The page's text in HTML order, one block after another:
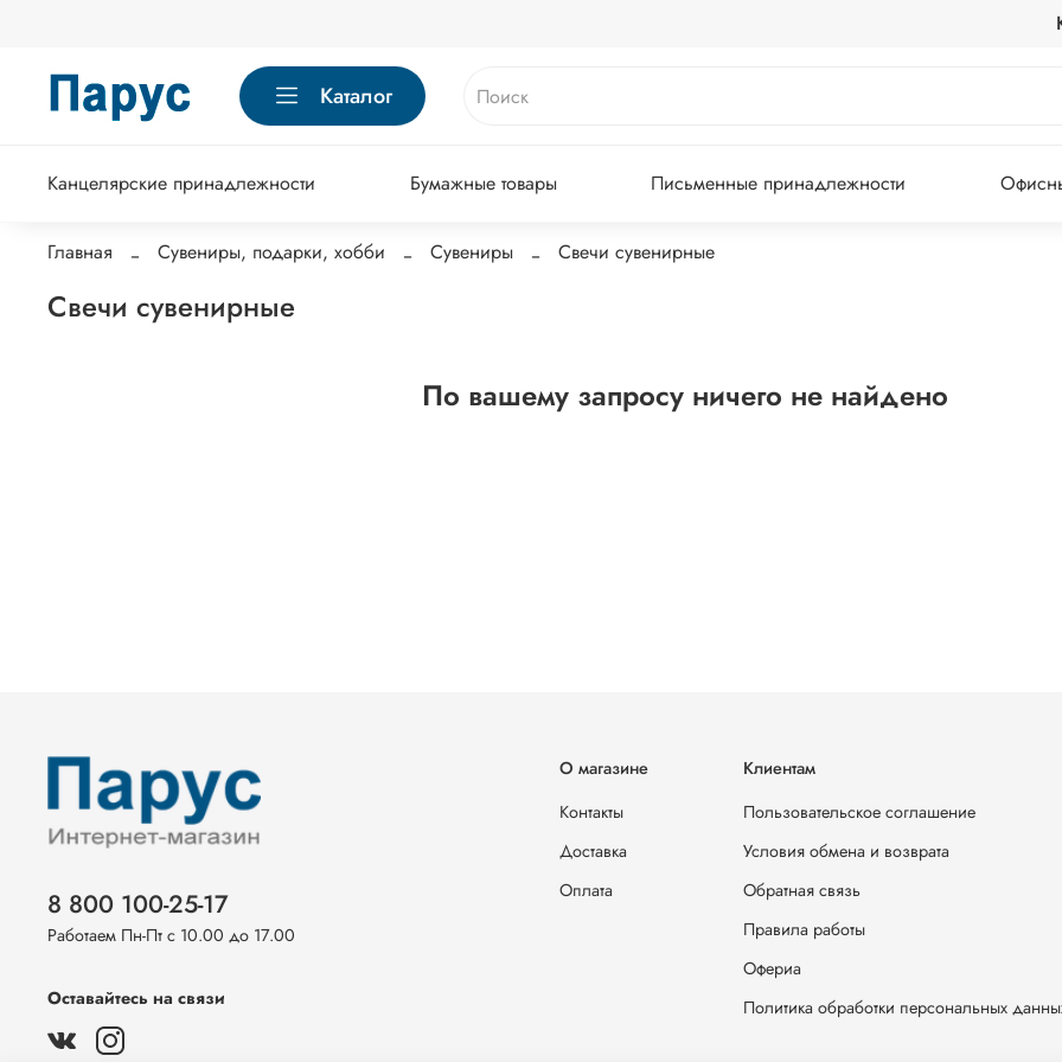
Каталог
Канцелярские принадлежности Бумажные товары Письменные принадлежности
Главная Сувениры, подарки, хобби Сувениры Свечи сувенирные
Свечи сувенирные
По вашему запросу ничего не найдено
О магазине
Контакты
Доставка
Оплата
Клиентам
Пользовательское соглашение
Условия обмена и возврата
Обратная связь
Правила работы
Офериа
Политика обработки персональных
8 800 100-25-17
Работаем Пн-Пт с 10.00 до 17.00
Оставайтесь на связи